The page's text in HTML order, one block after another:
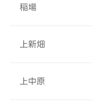
稲場
上新畑
上中原